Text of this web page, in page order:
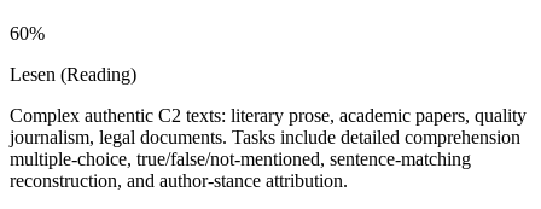
60%
Lesen (Reading)
Complex authentic C2 texts: literary prose, academic papers, quality
journalism, legal documents. Tasks include detailed comprehension
multiple-choice, true/false/not-mentioned, sentence-matching
reconstruction, and author-stance attribution.